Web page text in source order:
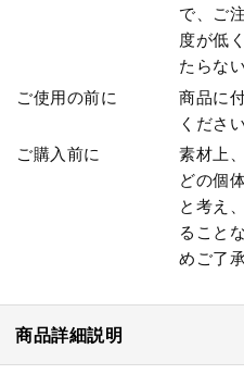
で、ご
度が低
たらな
ご使用の前に
商品に
ください
ご購入前に
素材上
どの個
と考え
ること
めご了
商品詳細説明